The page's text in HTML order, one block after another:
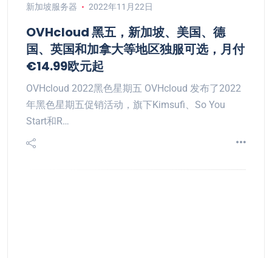
新加坡服务器 2022年11月22日
OVHcloud 黑五，新加坡、美国、德
国、英国和加拿大等地区独服可选，月付
€14.99欧元起
OVHcloud 2022黑色星期五 OVHcloud 发布了2022
年黑色星期五促销活动，旗下Kimsufi、So You
Start和R…